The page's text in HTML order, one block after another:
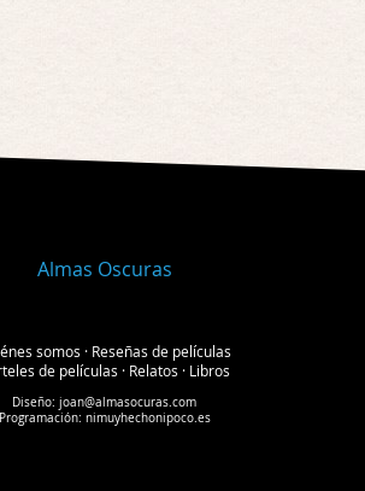
somos · Reseñas de películas
de películas · Relatos · Libros
Diseño:joan@almasocuras.com
Programación: nimuyhechonipoco.es